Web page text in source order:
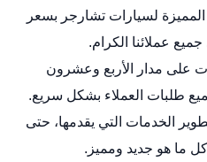
المميزة لسيارات تشارجر بسعر
عملائنا الكرام.
على مدار الأربع وعشرون
طلبات العملاء بشكل سريع.
الخدمات التي يقدمها، حتى
ما هو جديد ومميز.